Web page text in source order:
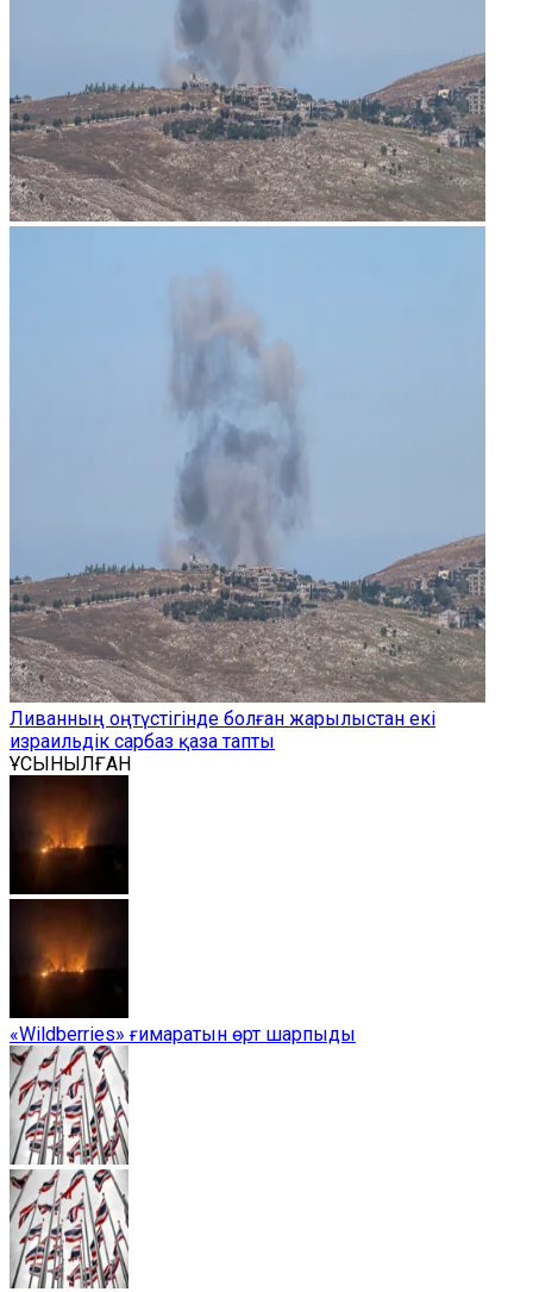
Ливанның оңтүстігінде болған жарылыстан екі
израильдік сарбаз қаза тапты
ҰСЫНЫЛҒАН
«Wildberries» ғимаратын өрт шарпыды